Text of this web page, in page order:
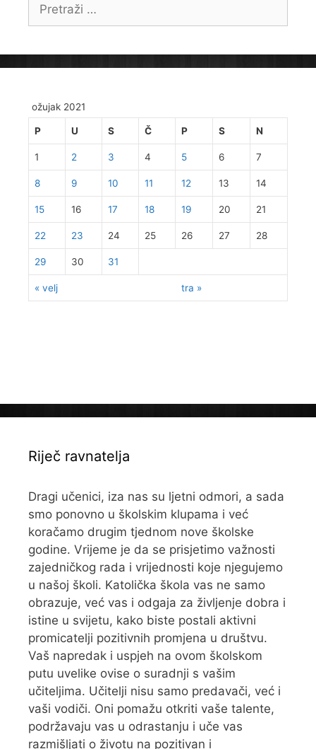
ožujak 2021
P U S Č P S N
« velj tra »
1 2 3 4 5 6 7
8 9 10 11 12 13 14
15 16 17 18 19 20 21
22 23 24 25 26 27 28
29 30 31
Riječ ravnatelja
Dragi učenici, iza nas su ljetni odmori, a sada
smo ponovno u školskim klupama i već
koračamo drugim tjednom nove školske
godine. Vrijeme je da se prisjetimo važnosti
zajedničkog rada i vrijednosti koje njegujemo
u našoj školi. Katolička škola vas ne samo
obrazuje, već vas i odgaja za življenje dobra i
istine u svijetu, kako biste postali aktivni
promicatelji pozitivnih promjena u društvu.
Vaš napredak i uspjeh na ovom školskom
putu uvelike ovise o suradnji s vašim
učiteljima. Učitelji nisu samo predavači, već i
vaši vodiči. Oni pomažu otkriti vaše talente,
podržavaju vas u odrastanju i uče vas
razmišljati o životu na pozitivan i